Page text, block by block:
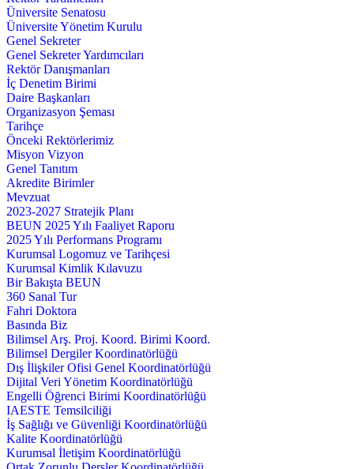
Üniversite Senatosu
Üniversite Yönetim Kurulu
Genel Sekreter
Genel Sekreter Yardımcıları
Rektör Danışmanları
İç Denetim Birimi
Daire Başkanları
Organizasyon Şeması
Tarihçe
Önceki Rektörlerimiz
Misyon Vizyon
Genel Tanıtım
Akredite Birimler
Mevzuat
2023-2027 Stratejik Planı
BEUN 2025 Yılı Faaliyet Raporu
2025 Yılı Performans Programı
Kurumsal Logomuz ve Tarihçesi
Kurumsal Kimlik Kılavuzu
Bir Bakışta BEUN
360 Sanal Tur
Fahri Doktora
Basında Biz
Bilimsel Arş. Proj. Koord. Birimi Koord.
Bilimsel Dergiler Koordinatörlüğü
Dış İlişkiler Ofisi Genel Koordinatörlüğü
Dijital Veri Yönetim Koordinatörlüğü
Engelli Öğrenci Birimi Koordinatörlüğü
IAESTE Temsilciliği
İş Sağlığı ve Güvenliği Koordinatörlüğü
Kalite Koordinatörlüğü
Kurumsal İletişim Koordinatörlüğü